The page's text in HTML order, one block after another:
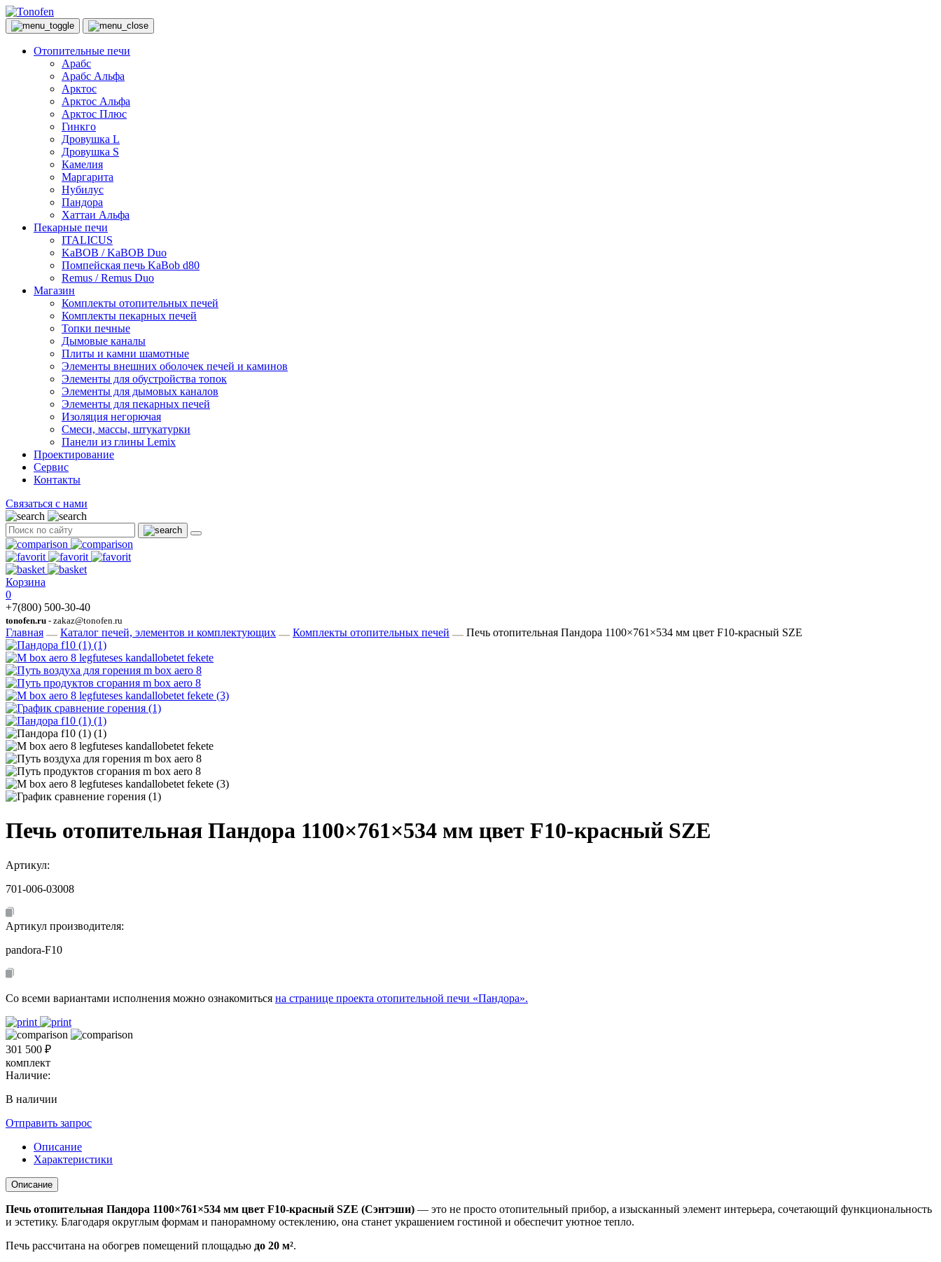
Отопительные печи
Арабс
Арабс Альфа
Арктос
Арктос Альфа
Арктос Плюс
Гинкго
Дровушка L
Дровушка S
Камелия
Маргарита
Нубилус
Пандора
Хаттаи Альфа
Пекарные печи
ITALICUS
KaBOB / KaBOB Duo
Помпейская печь KaBob d80
Remus / Remus Duo
Магазин
Комплекты отопительных печей
Комплекты пекарных печей
Топки печные
Дымовые каналы
Плиты и камни шамотные
Элементы внешних оболочек печей и каминов
Элементы для обустройства топок
Элементы для дымовых каналов
Элементы для пекарных печей
Изоляция негорючая
Смеси, массы, штукатурки
Панели из глины Lemix
Проектирование
Сервис
Контакты
Связаться с нами
Корзина
0
+7(800) 500-30-40
tonofen.ru - zakaz@tonofen.ru
Главная Каталог печей, элементов и комплектующих Комплекты отопительных печей Печь отопительная Пандора 1100×761×534 мм цвет F10-красный SZE
Печь отопительная Пандора 1100×761×534 мм цвет F10-красный SZE
Артикул:
701-006-03008
Артикул производителя:
pandora-F10
Со всеми вариантами исполнения можно ознакомиться на странице проекта отопительной печи «Пандора».
301 500 ₽
комплект
Наличие:
В наличии
Отправить запрос
Описание
Характеристики
Описание
Печь отопительная Пандора 1100×761×534 мм цвет F10-красный SZE (Сэнтэши) — это не просто отопительный прибор, а изысканный элемент интерьера, сочетающий функциональность
и эстетику. Благодаря округлым формам и панорамному остеклению, она станет украшением гостиной и обеспечит уютное тепло.
Печь рассчитана на обогрев помещений площадью до 20 м².